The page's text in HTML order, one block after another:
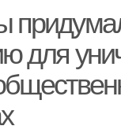
для